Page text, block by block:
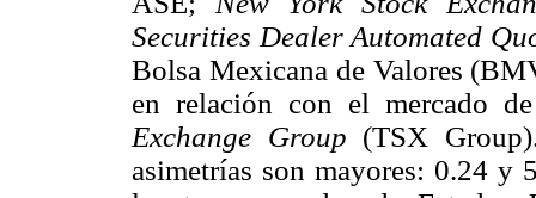
Securities Dealer Automated
Bolsa Mexicana de Valores
en relación con el mercado
Exchange Group (TSX
asimetrías son mayores: 0.24 y